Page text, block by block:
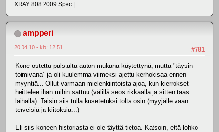
XRAY 808 2009 Spec |
ampperi
#781
20.04.10 - klo: 12.51
Kone ostettu palstalta auton mukana käytettynä, mutta "täysin
toimivana" ja oli kuulemma viimeksi ajettu kerhokisaa ennen
myyntiä... Ollut varmaan mielenkiintoista ajoa, kun kierrokset
heittelee ihan mihin sattuu (välillä seos rikkaalla ja sitten taas
laihalla). Taisin siis tulla kusetetuksi tolta osin (myyjälle vaan
terveisiä ja kiitoksia...)
Eli siis koneen historiasta ei ole täyttä tietoa. Katsoin, että lohko